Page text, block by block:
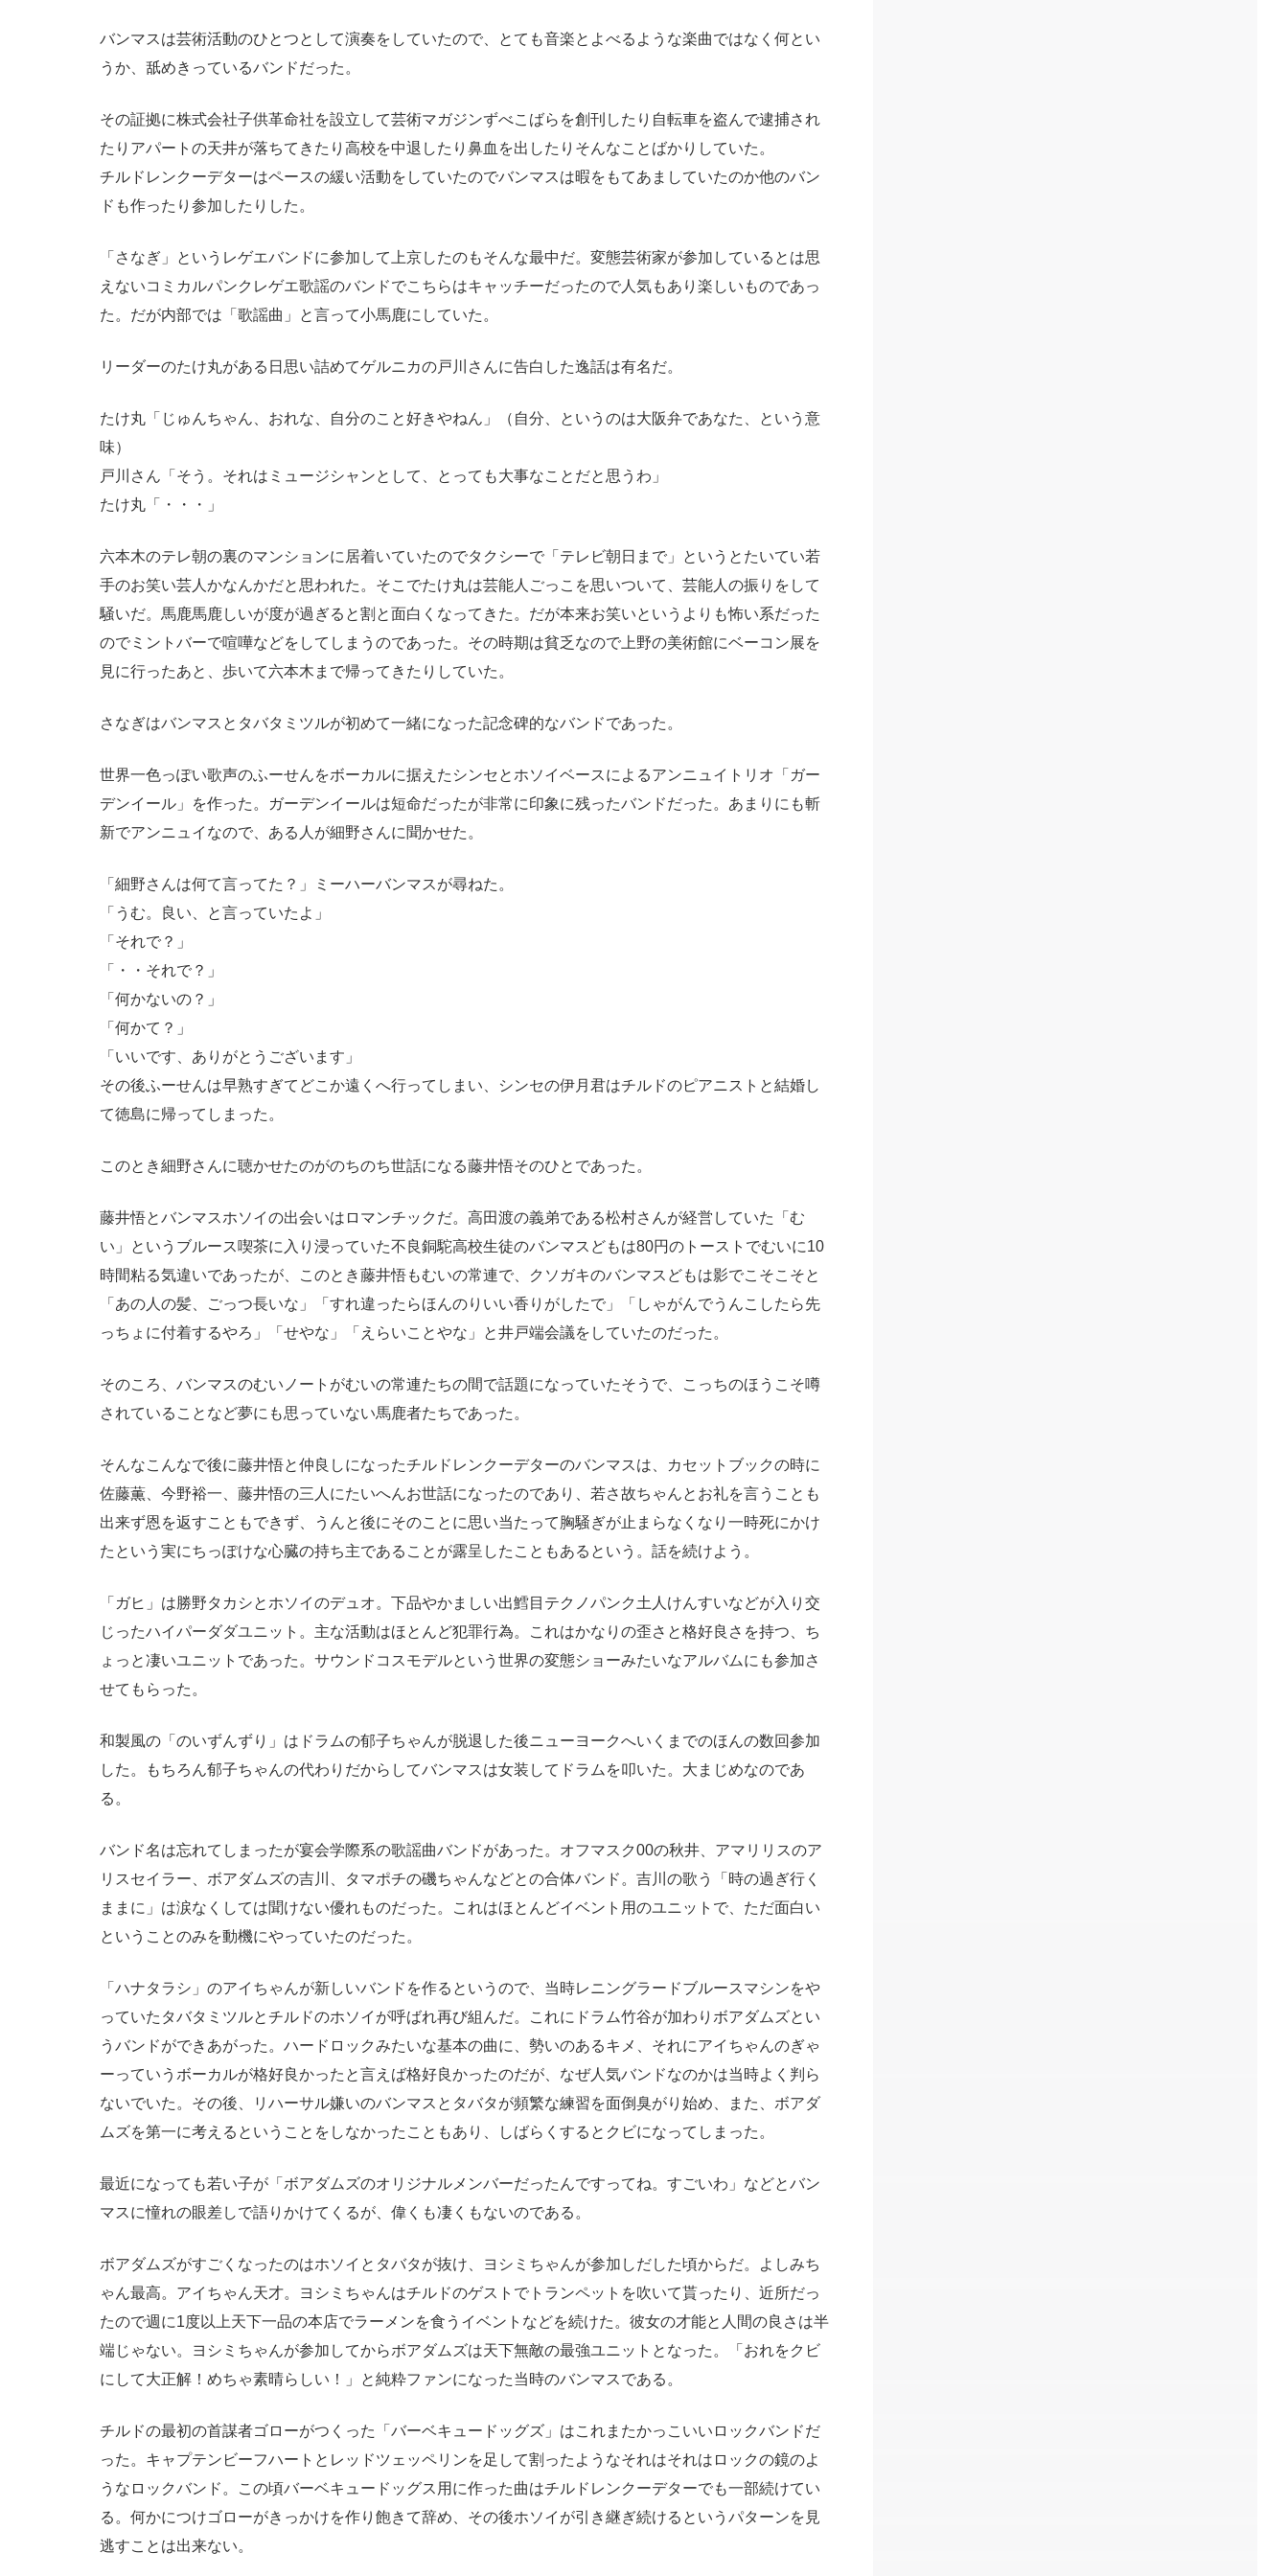
バンマスは芸術活動のひとつとして演奏をしていたので、とても音楽とよべるような楽曲ではなく何とい
うか、舐めきっているバンドだった。
その証拠に株式会社子供革命社を設立して芸術マガジンずべこばらを創刊したり自転車を盗んで逮捕され
たりアパートの天井が落ちてきたり高校を中退したり鼻血を出したりそんなことばかりしていた。
チルドレンクーデターはペースの緩い活動をしていたのでバンマスは暇をもてあましていたのか他のバン
ドも作ったり参加したりした。
「さなぎ」というレゲエバンドに参加して上京したのもそんな最中だ。変態芸術家が参加しているとは思
えないコミカルパンクレゲエ歌謡のバンドでこちらはキャッチーだったので人気もあり楽しいものであっ
た。だが内部では「歌謡曲」と言って小馬鹿にしていた。
リーダーのたけ丸がある日思い詰めてゲルニカの戸川さんに告白した逸話は有名だ。
たけ丸「じゅんちゃん、おれな、自分のこと好きやねん」（自分、というのは大阪弁であなた、という意
味）
戸川さん「そう。それはミュージシャンとして、とっても大事なことだと思うわ」
たけ丸「・・・」
六本木のテレ朝の裏のマンションに居着いていたのでタクシーで「テレビ朝日まで」というとたいてい若
手のお笑い芸人かなんかだと思われた。そこでたけ丸は芸能人ごっこを思いついて、芸能人の振りをして
騒いだ。馬鹿馬鹿しいが度が過ぎると割と面白くなってきた。だが本来お笑いというよりも怖い系だった
のでミントバーで喧嘩などをしてしまうのであった。その時期は貧乏なので上野の美術館にベーコン展を
見に行ったあと、歩いて六本木まで帰ってきたりしていた。
さなぎはバンマスとタバタミツルが初めて一緒になった記念碑的なバンドであった。
世界一色っぽい歌声のふーせんをボーカルに据えたシンセとホソイベースによるアンニュイトリオ「ガー
デンイール」を作った。ガーデンイールは短命だったが非常に印象に残ったバンドだった。あまりにも斬
新でアンニュイなので、ある人が細野さんに聞かせた。
「細野さんは何て言ってた？」ミーハーバンマスが尋ねた。
「うむ。良い、と言っていたよ」
「それで？」
「・・それで？」
「何かないの？」
「何かて？」
「いいです、ありがとうございます」
その後ふーせんは早熟すぎてどこか遠くへ行ってしまい、シンセの伊月君はチルドのピアニストと結婚し
て徳島に帰ってしまった。
このとき細野さんに聴かせたのがのちのち世話になる藤井悟そのひとであった。
藤井悟とバンマスホソイの出会いはロマンチックだ。高田渡の義弟である松村さんが経営していた「む
い」というブルース喫茶に入り浸っていた不良銅駝高校生徒のバンマスどもは80円のトーストでむいに10
時間粘る気違いであったが、このとき藤井悟もむいの常連で、クソガキのバンマスどもは影でこそこそと
「あの人の髪、ごっつ長いな」「すれ違ったらほんのりいい香りがしたで」「しゃがんでうんこしたら先
っちょに付着するやろ」「せやな」「えらいことやな」と井戸端会議をしていたのだった。
そのころ、バンマスのむいノートがむいの常連たちの間で話題になっていたそうで、こっちのほうこそ噂
されていることなど夢にも思っていない馬鹿者たちであった。
そんなこんなで後に藤井悟と仲良しになったチルドレンクーデターのバンマスは、カセットブックの時に
佐藤薫、今野裕一、藤井悟の三人にたいへんお世話になったのであり、若さ故ちゃんとお礼を言うことも
出来ず恩を返すこともできず、うんと後にそのことに思い当たって胸騒ぎが止まらなくなり一時死にかけ
たという実にちっぽけな心臓の持ち主であることが露呈したこともあるという。話を続けよう。
「ガヒ」は勝野タカシとホソイのデュオ。下品やかましい出鱈目テクノパンク土人けんすいなどが入り交
じったハイパーダダユニット。主な活動はほとんど犯罪行為。これはかなりの歪さと格好良さを持つ、ち
ょっと凄いユニットであった。サウンドコスモデルという世界の変態ショーみたいなアルバムにも参加さ
せてもらった。
和製風の「のいずんずり」はドラムの郁子ちゃんが脱退した後ニューヨークへいくまでのほんの数回参加
した。もちろん郁子ちゃんの代わりだからしてバンマスは女装してドラムを叩いた。大まじめなのであ
る。
バンド名は忘れてしまったが宴会学際系の歌謡曲バンドがあった。オフマスク00の秋井、アマリリスのア
リスセイラー、ボアダムズの吉川、タマポチの磯ちゃんなどとの合体バンド。吉川の歌う「時の過ぎ行く
ままに」は涙なくしては聞けない優れものだった。これはほとんどイベント用のユニットで、ただ面白い
ということのみを動機にやっていたのだった。
「ハナタラシ」のアイちゃんが新しいバンドを作るというので、当時レニングラードブルースマシンをや
っていたタバタミツルとチルドのホソイが呼ばれ再び組んだ。これにドラム竹谷が加わりボアダムズとい
うバンドができあがった。ハードロックみたいな基本の曲に、勢いのあるキメ、それにアイちゃんのぎゃ
ーっていうボーカルが格好良かったと言えば格好良かったのだが、なぜ人気バンドなのかは当時よく判ら
ないでいた。その後、リハーサル嫌いのバンマスとタバタが頻繁な練習を面倒臭がり始め、また、ボアダ
ムズを第一に考えるということをしなかったこともあり、しばらくするとクビになってしまった。
最近になっても若い子が「ボアダムズのオリジナルメンバーだったんですってね。すごいわ」などとバン
マスに憧れの眼差しで語りかけてくるが、偉くも凄くもないのである。
ボアダムズがすごくなったのはホソイとタバタが抜け、ヨシミちゃんが参加しだした頃からだ。よしみち
ゃん最高。アイちゃん天才。ヨシミちゃんはチルドのゲストでトランペットを吹いて貰ったり、近所だっ
たので週に1度以上天下一品の本店でラーメンを食うイベントなどを続けた。彼女の才能と人間の良さは半
端じゃない。ヨシミちゃんが参加してからボアダムズは天下無敵の最強ユニットとなった。「おれをクビ
にして大正解！めちゃ素晴らしい！」と純粋ファンになった当時のバンマスである。
チルドの最初の首謀者ゴローがつくった「バーベキュードッグズ」はこれまたかっこいいロックバンドだ
った。キャプテンビーフハートとレッドツェッペリンを足して割ったようなそれはそれはロックの鏡のよ
うなロックバンド。この頃バーベキュードッグス用に作った曲はチルドレンクーデターでも一部続けてい
る。何かにつけゴローがきっかけを作り飽きて辞め、その後ホソイが引き継ぎ続けるというパターンを見
逃すことは出来ない。